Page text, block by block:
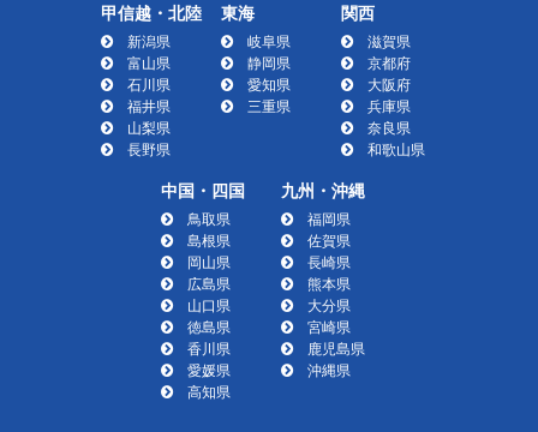
甲信越・北陸
新潟県
富山県
石川県
福井県
山梨県
長野県
東海
岐阜県
静岡県
愛知県
三重県
関西
滋賀県
京都府
大阪府
兵庫県
奈良県
和歌山県
中国・四国
鳥取県
島根県
岡山県
広島県
山口県
徳島県
香川県
愛媛県
高知県
九州・沖縄
福岡県
佐賀県
長崎県
熊本県
大分県
宮崎県
鹿児島県
沖縄県